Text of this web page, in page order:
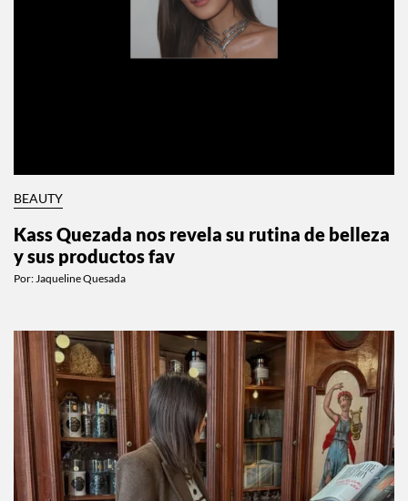
BEAUTY
Kass Quezada nos revela su rutina de belleza
y sus productos fav
Por:Jaqueline Quesada